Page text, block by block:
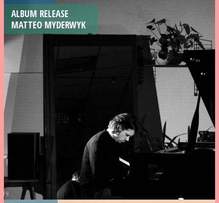
ALBUM RELEASE
MATTEO MYDERWYK